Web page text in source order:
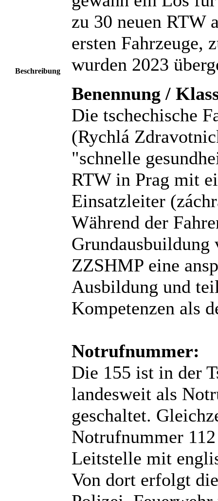
Beschreibung
zu 30 neuen RTW
ersten Fahrzeuge,
wurden 2023
Benennung /
Die tschechische
(Rychlá
"schnelle
RTW in Prag mit
Einsatzleiter
Während der
Grundausbuildung
ZZSHMP eine
Ausbildung und
Kompetenzen als
Notrufnummer:
Die 155 ist in der
landesweit als
geschaltet.
Notrufnummer
Leitstelle mit
Von dort erfolgt